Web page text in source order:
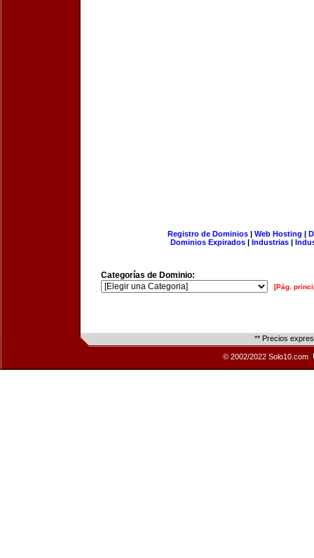
Registro de Dominios| Web Hosting |
Dominios Expirados | Industrias |
Categorías de Dominio:
[Pág.
** Precios
© 2002/2022 Solo10.com